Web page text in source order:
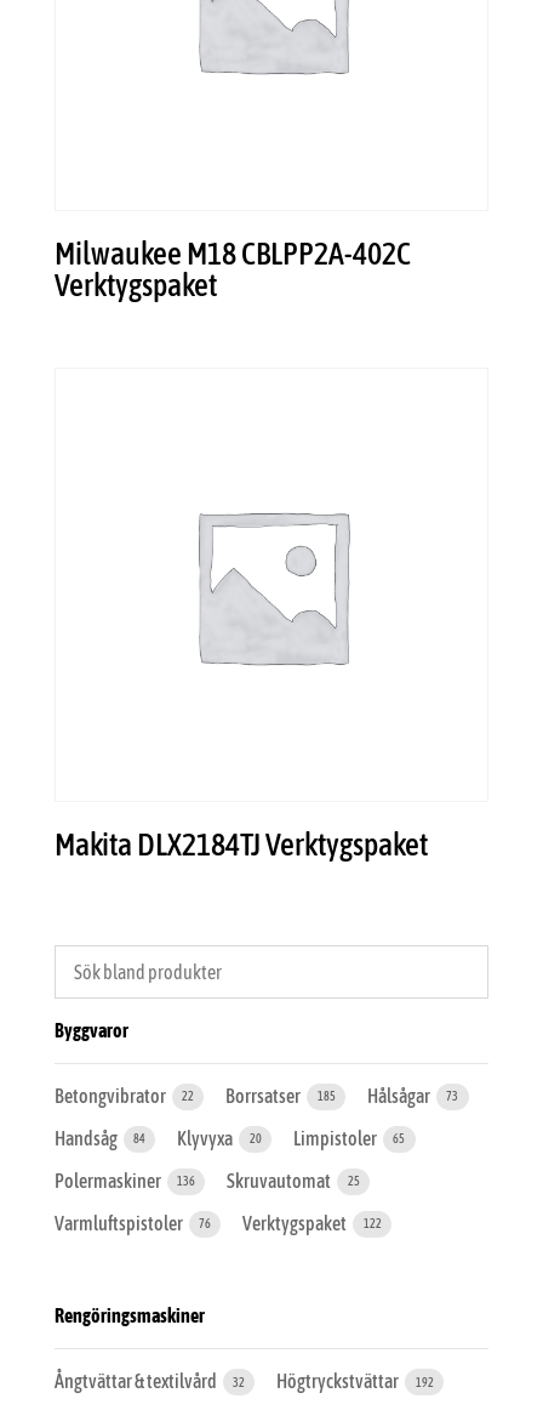
Milwaukee M18 CBLPP2A-402C
Verktygspaket
Makita DLX2184TJ Verktygspaket
Byggvaror
Betongvibrator 22 Borrsatser 185 Hålsågar 73
Handsåg 84 Klyvyxa 20 Limpistoler 65
Polermaskiner 136 Skruvautomat 25
Varmluftspistoler 76 Verktygspaket 122
Rengöringsmaskiner
Ångtvättar & textilvård 32 Högtryckstvättar 192